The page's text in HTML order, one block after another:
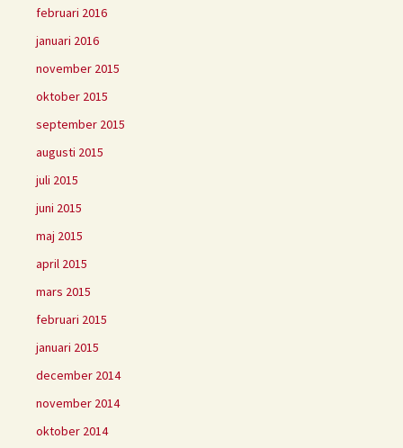
februari 2016
januari 2016
november 2015
oktober 2015
september 2015
augusti 2015
juli 2015
juni 2015
maj 2015
april 2015
mars 2015
februari 2015
januari 2015
december 2014
november 2014
oktober 2014